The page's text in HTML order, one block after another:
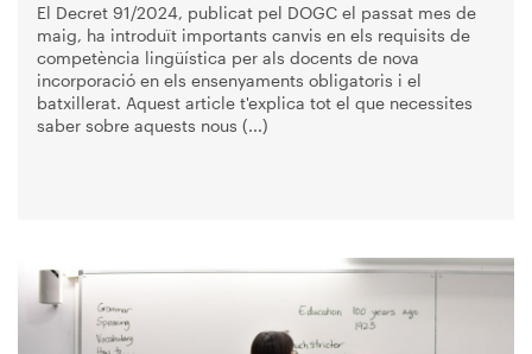
El Decret 91/2024, publicat pel DOGC el passat mes de
maig, ha introduït importants canvis en els requisits de
competència lingüística per als docents de nova
incorporació en els ensenyaments obligatoris i el
batxillerat. Aquest article t'explica tot el que necessites
saber sobre aquests nous (...)
Imagen